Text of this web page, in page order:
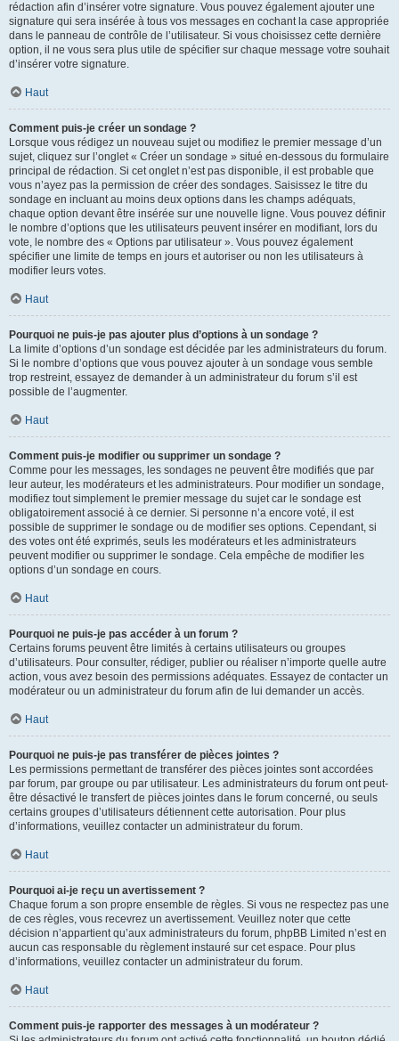
rédaction afin d’insérer votre signature. Vous pouvez également ajouter une
signature qui sera insérée à tous vos messages en cochant la case appropriée
dans le panneau de contrôle de l’utilisateur. Si vous choisissez cette dernière
option, il ne vous sera plus utile de spécifier sur chaque message votre souhait
d’insérer votre signature.
Haut
Comment puis-je créer un sondage ?
Lorsque vous rédigez un nouveau sujet ou modifiez le premier message d’un
sujet, cliquez sur l’onglet « Créer un sondage » situé en-dessous du formulaire
principal de rédaction. Si cet onglet n’est pas disponible, il est probable que
vous n’ayez pas la permission de créer des sondages. Saisissez le titre du
sondage en incluant au moins deux options dans les champs adéquats,
chaque option devant être insérée sur une nouvelle ligne. Vous pouvez définir
le nombre d’options que les utilisateurs peuvent insérer en modifiant, lors du
vote, le nombre des « Options par utilisateur ». Vous pouvez également
spécifier une limite de temps en jours et autoriser ou non les utilisateurs à
modifier leurs votes.
Haut
Pourquoi ne puis-je pas ajouter plus d’options à un sondage ?
La limite d’options d’un sondage est décidée par les administrateurs du forum.
Si le nombre d’options que vous pouvez ajouter à un sondage vous semble
trop restreint, essayez de demander à un administrateur du forum s’il est
possible de l’augmenter.
Haut
Comment puis-je modifier ou supprimer un sondage ?
Comme pour les messages, les sondages ne peuvent être modifiés que par
leur auteur, les modérateurs et les administrateurs. Pour modifier un sondage,
modifiez tout simplement le premier message du sujet car le sondage est
obligatoirement associé à ce dernier. Si personne n’a encore voté, il est
possible de supprimer le sondage ou de modifier ses options. Cependant, si
des votes ont été exprimés, seuls les modérateurs et les administrateurs
peuvent modifier ou supprimer le sondage. Cela empêche de modifier les
options d’un sondage en cours.
Haut
Pourquoi ne puis-je pas accéder à un forum ?
Certains forums peuvent être limités à certains utilisateurs ou groupes
d’utilisateurs. Pour consulter, rédiger, publier ou réaliser n’importe quelle autre
action, vous avez besoin des permissions adéquates. Essayez de contacter un
modérateur ou un administrateur du forum afin de lui demander un accès.
Haut
Pourquoi ne puis-je pas transférer de pièces jointes ?
Les permissions permettant de transférer des pièces jointes sont accordées
par forum, par groupe ou par utilisateur. Les administrateurs du forum ont peut-
être désactivé le transfert de pièces jointes dans le forum concerné, ou seuls
certains groupes d’utilisateurs détiennent cette autorisation. Pour plus
d’informations, veuillez contacter un administrateur du forum.
Haut
Pourquoi ai-je reçu un avertissement ?
Chaque forum a son propre ensemble de règles. Si vous ne respectez pas une
de ces règles, vous recevrez un avertissement. Veuillez noter que cette
décision n’appartient qu’aux administrateurs du forum, phpBB Limited n’est en
aucun cas responsable du règlement instauré sur cet espace. Pour plus
d’informations, veuillez contacter un administrateur du forum.
Haut
Comment puis-je rapporter des messages à un modérateur ?